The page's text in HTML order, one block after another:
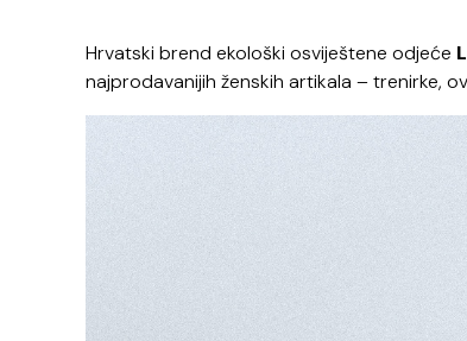
Hrvatski brend ekološki osviještene odjeće
najprodavanijih ženskih artikala – trenirke,